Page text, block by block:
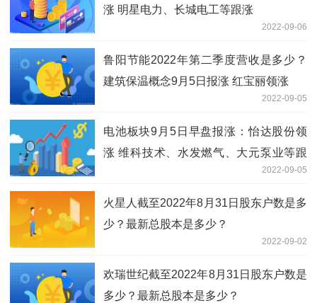
涨 明星电力、长城电工等跟涨
2022-09-06
鲁阳节能2022年第二季度营收是多少？
建筑保温概念9月5日报涨 红宝丽领涨
2022-09-05
电池板块9月5日早盘报涨：怡达股份领
涨 维科技术、水发燃气、大元泵业等跟
2022-09-05
火星人截至2022年8月31日股东户数是多
少？最新总股本是多少？
2022-09-02
欢瑞世纪截至2022年8月31日股东户数是
多少？最新总股本是多少？